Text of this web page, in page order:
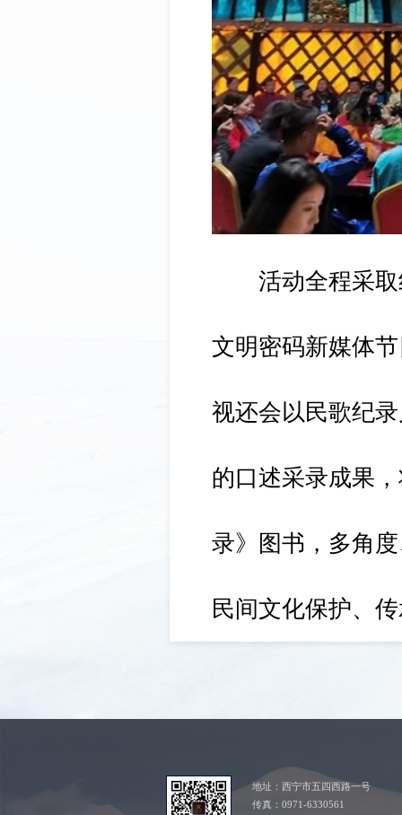
活动全程采
文明密码新媒体
视还会以民歌纪
的口述采录成果
录》图书，多角
民间文化保护、
地址：西宁市五四西路一号
传真：0971-6330561